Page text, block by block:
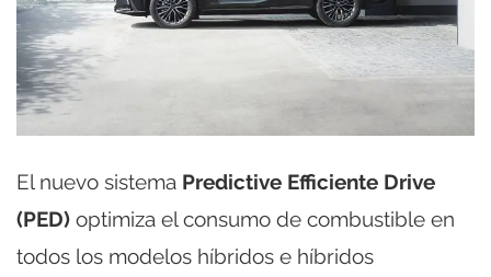
El nuevo sistema Predictive Efficiente Drive
(PED) optimiza el consumo de combustible en
todos los modelos híbridos e híbridos